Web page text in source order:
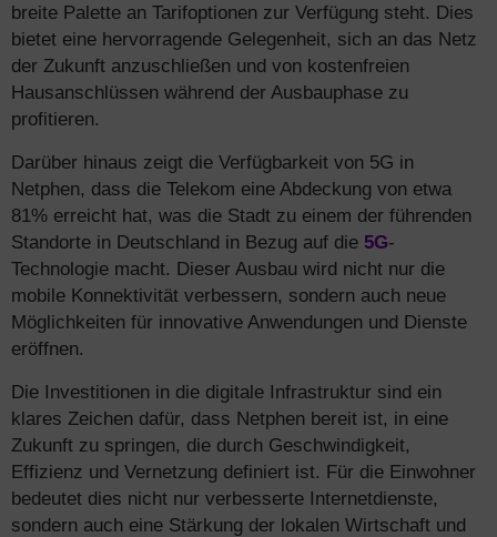
breite Palette an Tarifoptionen zur Verfügung steht. Dies
bietet eine hervorragende Gelegenheit, sich an das Netz
der Zukunft anzuschließen und von kostenfreien
Hausanschlüssen während der Ausbauphase zu
profitieren.
Darüber hinaus zeigt die Verfügbarkeit von 5G in
Netphen, dass die Telekom eine Abdeckung von etwa
81% erreicht hat, was die Stadt zu einem der führenden
Standorte in Deutschland in Bezug auf die 5G-
Technologie macht. Dieser Ausbau wird nicht nur die
mobile Konnektivität verbessern, sondern auch neue
Möglichkeiten für innovative Anwendungen und Dienste
eröffnen.
Die Investitionen in die digitale Infrastruktur sind ein
klares Zeichen dafür, dass Netphen bereit ist, in eine
Zukunft zu springen, die durch Geschwindigkeit,
Effizienz und Vernetzung definiert ist. Für die Einwohner
bedeutet dies nicht nur verbesserte Internetdienste,
sondern auch eine Stärkung der lokalen Wirtschaft und